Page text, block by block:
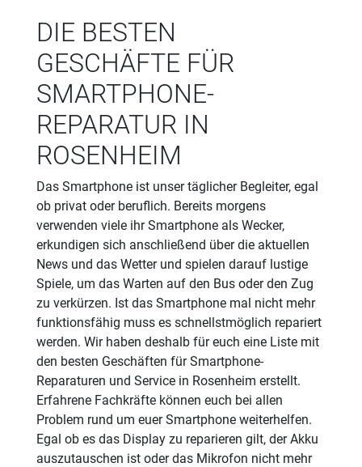
DIE BESTEN
GESCHÄFTE FÜR
SMARTPHONE-
REPARATUR IN
ROSENHEIM
Das Smartphone ist unser täglicher Begleiter, egal
ob privat oder beruflich. Bereits morgens
verwenden viele ihr Smartphone als Wecker,
erkundigen sich anschließend über die aktuellen
News und das Wetter und spielen darauf lustige
Spiele, um das Warten auf den Bus oder den Zug
zu verkürzen. Ist das Smartphone mal nicht mehr
funktionsfähig muss es schnellstmöglich repariert
werden. Wir haben deshalb für euch eine Liste mit
den besten Geschäften für Smartphone-
Reparaturen und Service in Rosenheim erstellt.
Erfahrene Fachkräfte können euch bei allen
Problem rund um euer Smartphone weiterhelfen.
Egal ob es das Display zu reparieren gilt, der Akku
auszutauschen ist oder das Mikrofon nicht mehr